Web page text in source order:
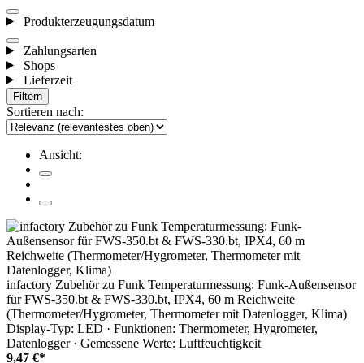
Produkterzeugungsdatum
Zahlungsarten
Shops
Lieferzeit
Filtern
Sortieren nach:
Ansicht:
infactory Zubehör zu Funk Temperaturmessung: Funk-Außensensor
für FWS-350.bt & FWS-330.bt, IPX4, 60 m Reichweite
(Thermometer/Hygrometer, Thermometer mit Datenlogger, Klima)
Display-Typ: LED · Funktionen: Thermometer, Hygrometer,
Datenlogger · Gemessene Werte: Luftfeuchtigkeit
9,47 €*